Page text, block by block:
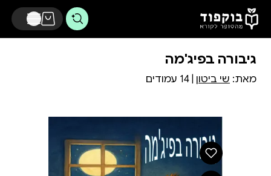
דלג לתוכן הראשי
גיבורה בפיג'מה
מאת: שי ביטון | 14 עמודים